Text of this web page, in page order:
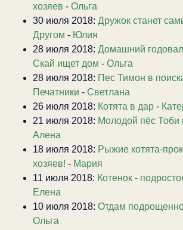
хозяев - Ольга
30 июля 2018: Дружок станет
Другом - Юлия
28 июля 2018: Домашний
Скай ищет дом - Ольга
28 июля 2018: Пес Тимон в
Печатники - Светлана
26 июля 2018: Котята в дар -
21 июля 2018: Молодой пёс Тоби
Алена
18 июля 2018: Рыжие котята-
хозяев! - Мария
11 июля 2018: Котенок -
Елена
10 июля 2018: Отдам
Ольга